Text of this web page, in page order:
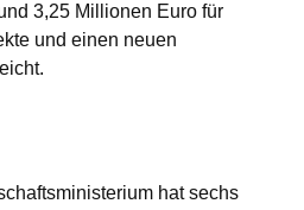
3,25 Millionen Euro für
und einen neuen
hat sechs